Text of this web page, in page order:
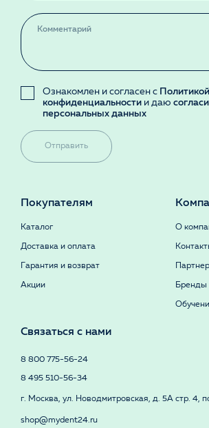
Ознакомлен и согласен с Политикой
конфиденциальности и даю
персональных данных
Отправить
Покупателям
Каталог
Доставка и оплата
Гарантия и возврат
Акции
О
Бренды
Связаться с нами
8 800 775-56-24
8 495 510-56-34
г. Москва, ул. Новодмитровская, д. 5А стр. 4,
shop@mydent24.ru